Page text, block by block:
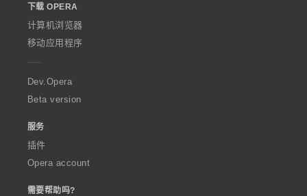
w
O
p
e
a
下载 OPERA
计算机浏览器
移动应用程序
Dev.Opera
Beta version
服务
插件
Opera account
需要帮助吗?